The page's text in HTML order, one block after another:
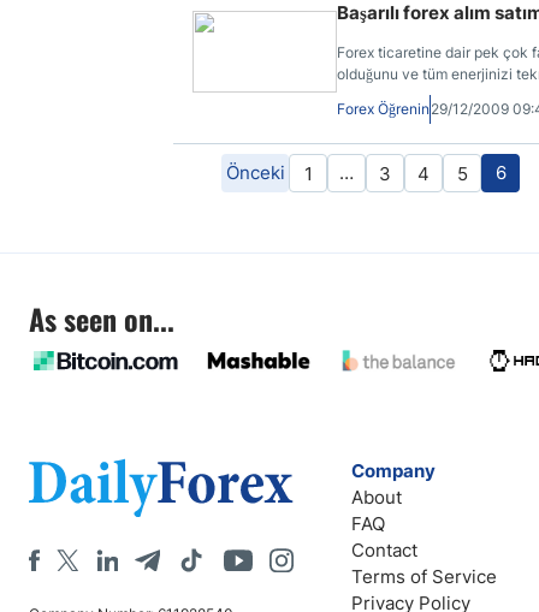
Başarılı forex alım
Forex ticaretine dair pek çok
olduğunu ve tüm enerjinizi
piyasasında size sunulan
riski de o kadar büyük olduğu
evrensel geçerliliği olan
can alıcı prensip ortaya
Forex Öğrenin29/12/2009
Önceki 1 … 3 4 5 6
As seen on...
Company
About
FAQ
Contact
Terms of Service
Privacy Policy